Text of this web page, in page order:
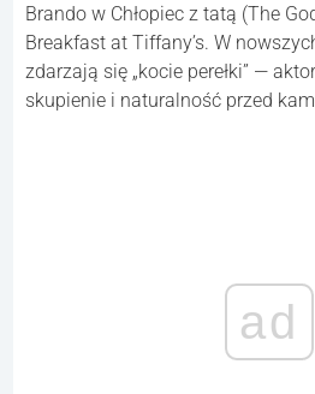
Brando w Chłopiec z tatą (The
Breakfast at Tiffany’s. W
zdarzają się „kocie perełki” —
skupienie i naturalność przed
ad